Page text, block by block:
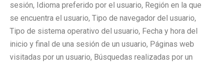
sesión, Idioma preferido por el usuario, Región en la que
se encuentra el usuario, Tipo de navegador del usuario,
Tipo de sistema operativo del usuario, Fecha y hora del
inicio y final de una sesión de un usuario, Páginas web
visitadas por un usuario, Búsquedas realizadas por un